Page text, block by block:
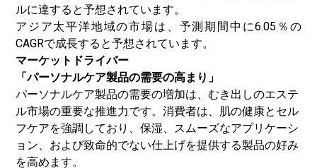
ルに達すると予想されています。
アジア太平洋地域の市場は、予測期間中に6.05％の
CAGRで成長すると予想されています。
マーケットドライバー
「パーソナルケア製品の需要の高まり」
パーソナルケア製品の需要の増加は、むき出しのエステ
ル市場の重要な推進力です。消費者は、肌の健康とセル
フケアを強調しており、保湿、スムーズなアプリケーシ
ョン、および致命的でない仕上げを提供する製品の好み
を高めます。